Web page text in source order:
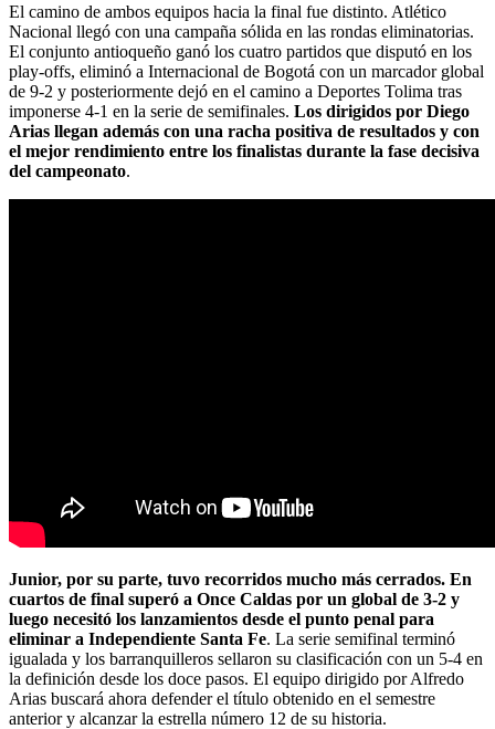
El camino de ambos equipos hacia la final fue distinto. Atlético
Nacional llegó con una campaña sólida en las rondas eliminatorias.
El conjunto antioqueño ganó los cuatro partidos que disputó en los
play-offs, eliminó a Internacional de Bogotá con un marcador global
de 9-2 y posteriormente dejó en el camino a Deportes Tolima tras
imponerse 4-1 en la serie de semifinales. Los dirigidos por Diego
Arias llegan además con una racha positiva de resultados y con
el mejor rendimiento entre los finalistas durante la fase decisiva
del campeonato.
Junior, por su parte, tuvo recorridos mucho más cerrados. En
cuartos de final superó a Once Caldas por un global de 3-2 y
luego necesitó los lanzamientos desde el punto penal para
eliminar a Independiente Santa Fe. La serie semifinal terminó
igualada y los barranquilleros sellaron su clasificación con un 5-4 en
la definición desde los doce pasos. El equipo dirigido por Alfredo
Arias buscará ahora defender el título obtenido en el semestre
anterior y alcanzar la estrella número 12 de su historia.